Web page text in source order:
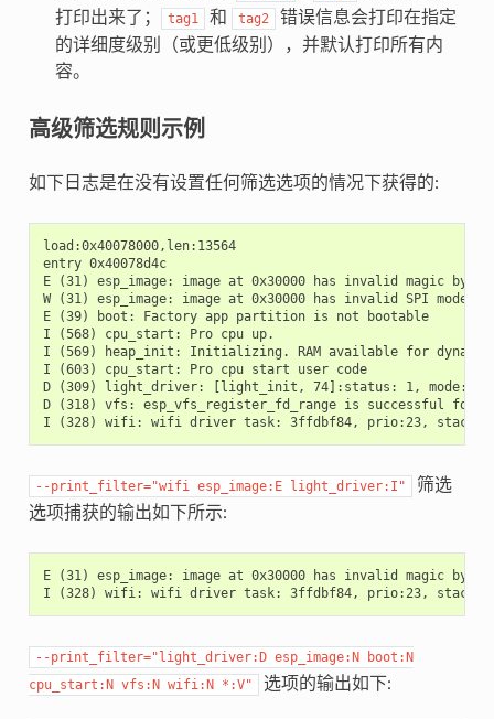
打印出来了；
tag1 和 tag2
错误信息会打印在指定
的详细度级别（或更低级别），并默认打印所有内
容。
高级筛选规则示例
如下日志是在没有设置任何筛选选项的情况下获得的:
load:0x40078000,len:13564
entry 0x40078d4c
E (31) esp_image: image at 0x30000 has invalid magic byte
W (31) esp_image: image at 0x30000 has invalid SPI mode
E (39) boot: Factory app partition is not bootable
I (568) cpu_start: Pro cpu up.
I (569) heap_init: Initializing. RAM available for
I (603) cpu_start: Pro cpu start user code
D (309) light_driver: [light_init, 74]:status: 1, mode: 2
D (318) vfs: esp_vfs_register_fd_range is successful for
--print_filter="wifi esp_image:E light_driver:I"
筛选
选项捕获的输出如下所示:
E (31) esp_image: image at 0x30000 has invalid magic byte
--print_filter="light_driver:D esp_image:N
boot:N
cpu_start:N vfs:N wifi:N *:V" 选项的输出如下: